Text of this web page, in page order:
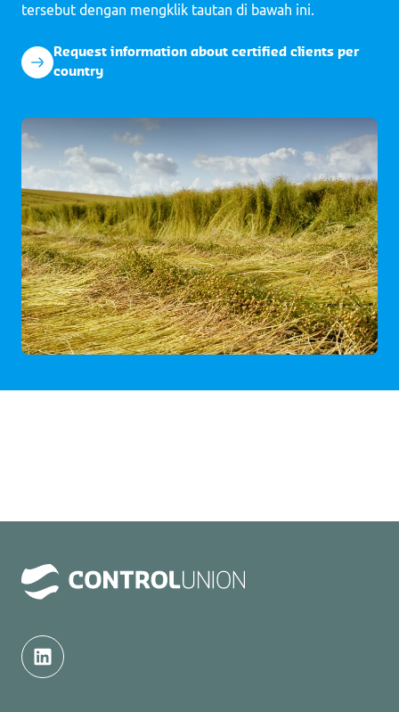
tersebut dengan mengklik tautan di bawah ini.
Request information about certified clients per
country